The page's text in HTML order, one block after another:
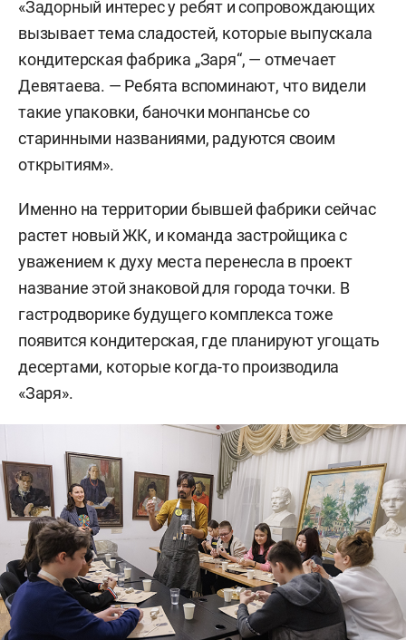
«Задорный интерес у ребят и сопровождающих
вызывает тема сладостей, которые выпускала
кондитерская фабрика „Заря“, — отмечает
Девятаева. — Ребята вспоминают, что видели
такие упаковки, баночки монпансье со
старинными названиями, радуются своим
открытиям».
Именно на территории бывшей фабрики сейчас
растет новый ЖК, и команда застройщика с
уважением к духу места перенесла в проект
название этой знаковой для города точки. В
гастродворике будущего комплекса тоже
появится кондитерская, где планируют угощать
десертами, которые когда-то производила
«Заря».